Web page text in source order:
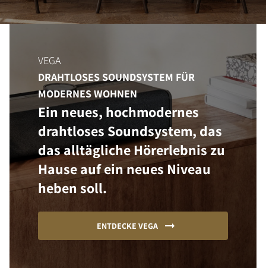
PRODUKTE VERGLEICHEN
VEGA
DRAHTLOSES SOUNDSYSTEM FÜR
MODERNES WOHNEN
Ein neues, hochmodernes
drahtloses Soundsystem, das
das alltägliche Hörerlebnis zu
Hause auf ein neues Niveau
heben soll.
ENTDECKE VEGA